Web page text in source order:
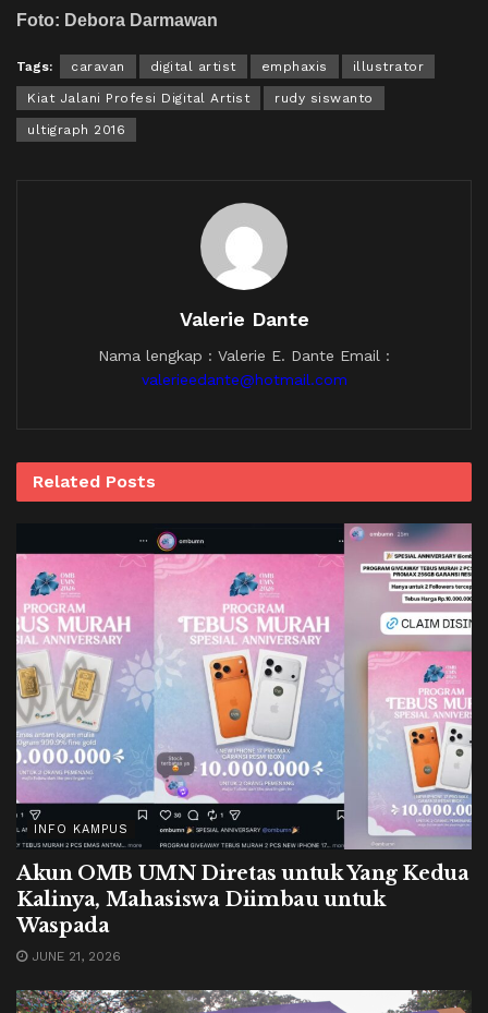
Foto: Debora Darmawan
Tags: caravan digital artist emphaxis illustrator
Kiat Jalani Profesi Digital Artist rudy siswanto
ultigraph 2016
Valerie Dante
Nama lengkap : Valerie E. Dante Email :
valerieedante@hotmail.com
Related Posts
INFO KAMPUS
Akun OMB UMN Diretas untuk Yang Kedua
Kalinya, Mahasiswa Diimbau untuk
Waspada
JUNE 21, 2026